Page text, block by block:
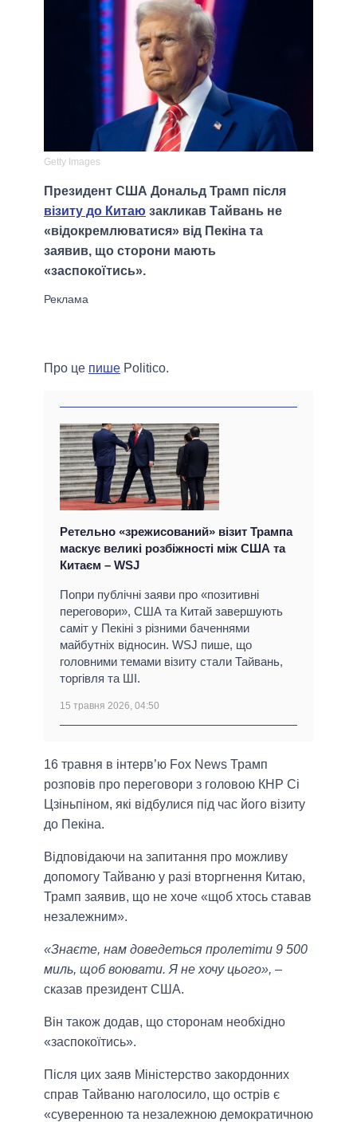
Getty Images
Президент США Дональд Трамп після
візиту до Китаю закликав Тайвань не
«відокремлюватися» від Пекіна та
заявив, що сторони мають
«заспокоїтись».
Про це пише Politico.
Ретельно «зрежисований» візит Трампа
маскує великі розбіжності між США та
Китаєм – WSJ
Попри публічні заяви про «позитивні
переговори», США та Китай завершують
саміт у Пекіні з різними баченнями
майбутніх відносин. WSJ пише, що
головними темами візиту стали Тайвань,
торгівля та ШІ.
15 травня 2026, 04:50
16 травня в інтерв’ю Fox News Трамп
розповів про переговори з головою КНР Сі
Цзіньпіном, які відбулися під час його візиту
до Пекіна.
Відповідаючи на запитання про можливу
допомогу Тайваню у разі вторгнення Китаю,
Трамп заявив, що не хоче «щоб хтось ставав
незалежним».
«Знаєте, нам доведеться пролетіти 9 500
миль, щоб воювати. Я не хочу цього», –
сказав президент США.
Він також додав, що сторонам необхідно
«заспокоїтись».
Після цих заяв Міністерство закордонних
справ Тайваню наголосило, що острів є
«суверенною та незалежною демократичною